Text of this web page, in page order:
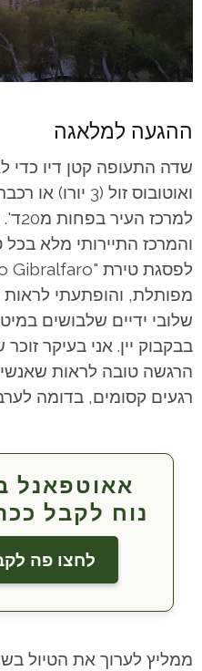
ההגעה למלאגה
שדה התעופה קטן דיו כדי
והמרכז התיירותי מלא בכל
מפותלת, והופתעתי לראות
שלובי ידיים שלבושים
בבקבוק יין. אני בעיקר
הרגשה טובה לראות
רגעים קסומים, בדומה
אאוטפאנל
נוח לקבל
לחצו פה
ממליץ לערוך את הטיול